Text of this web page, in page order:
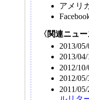
アメリ
〈関連ニュー
2013/
2013/
2012/
2012/
2011/